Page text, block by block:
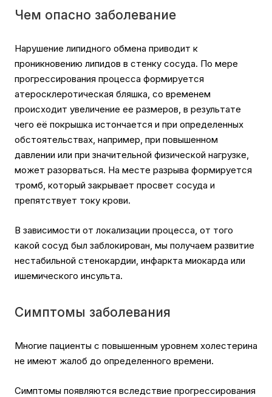
Чем опасно заболевание
Нарушение липидного обмена приводит к
проникновению липидов в стенку сосуда. По мере
прогрессирования процесса формируется
атеросклеротическая бляшка, со временем
происходит увеличение ее размеров, в результате
чего её покрышка истончается и при определенных
обстоятельствах, например, при повышенном
давлении или при значительной физической нагрузке,
может разорваться. На месте разрыва формируется
тромб, который закрывает просвет сосуда и
препятствует току крови.
В зависимости от локализации процесса, от того
какой сосуд был заблокирован, мы получаем развитие
нестабильной стенокардии, инфаркта миокарда или
ишемического инсульта.
Симптомы заболевания
Многие пациенты с повышенным уровнем холестерина
не имеют жалоб до определенного времени.
Симптомы появляются вследствие прогрессирования